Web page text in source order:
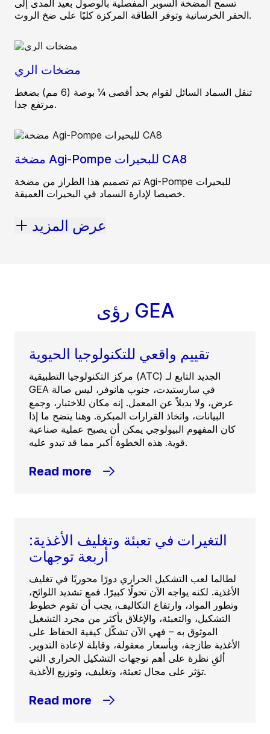
تسمح المضخة السوبر المفصلية بالوصول بعيد المدى إلى
الحفر الخرسانية وتوفر الطاقة المركزة كليًا على ضخ الروث.
مضخات الري
تنقل السماد السائل لقوام بحد أقصى ¼ بوصة (6 مم) بضغط
مرتفع جدا.
مضخة Agi-Pompe للبحيرات CA8
تم تصميم هذا الطراز من مضخة Agi-Pompe للبحيرات
خصيصا لإدارة السماد في البحيرات العميقة.
عرض المزيد
رؤى GEA
تقييم واقعي للتكنولوجيا الحيوية
مركز التكنولوجيا التطبيقية (ATC) الجديد التابع لـ
GEA في سارستيدت، جنوب هانوفر، ليس صالة
عرض، ولا بديلاً عن المعمل. إنه مكان للاختبار، وجمع
البيانات، واتخاذ القرارات المبكرة. وهنا يتضح ما إذا
كان المفهوم البيولوجي يمكن أن يصبح عملية صناعية
قوية. هذه الخطوة أكبر مما قد تبدو عليه.
Read more
التغيرات في تعبئة وتغليف الأغذية:
أربعة توجهات
لطالما لعب التشكيل الحراري دورًا محوريًا في تغليف
الأغذية. لكنه يواجه الآن تحولًا كبيرًا. فمع تشديد اللوائح،
وتطور المواد، وارتفاع التكاليف، يجب أن تقوم خطوط
التشكيل، والتعبئة، والإغلاق بأكثر من مجرد التشغيل
الموثوق به – فهي الآن تشكّل كيفية الحفاظ على
الأغذية طازجة، وبأسعار معقولة، وقابلة لإعادة التدوير.
ألقِ نظرة على أهم توجهات التشكيل الحراري التي
تؤثر على مجال تعبئة، وتغليف، وتوزيع الأغذية.
Read more